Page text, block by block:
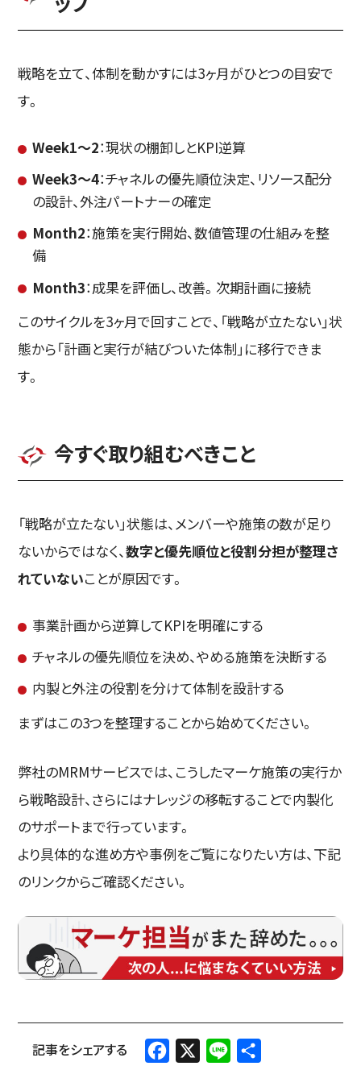
戦略を立て、体制を動かすには3ヶ月がひとつの目安で
す。
Week1〜2：現状の棚卸しとKPI逆算
Week3〜4：チャネルの優先順位決定、リソース配分
の設計、外注パートナーの確定
Month2：施策を実行開始、数値管理の仕組みを整
備
Month3：成果を評価し、改善。次期計画に接続
このサイクルを3ヶ月で回すことで、「戦略が立たない」状
態から「計画と実行が結びついた体制」に移行できま
す。
今すぐ取り組むべきこと
「戦略が立たない」状態は、メンバーや施策の数が足り
ないからではなく、数字と優先順位と役割分担が整理さ
れていないことが原因です。
事業計画から逆算してKPIを明確にする
チャネルの優先順位を決め、やめる施策を決断する
内製と外注の役割を分けて体制を設計する
まずはこの3つを整理することから始めてください。
弊社のMRMサービスでは、こうしたマーケ施策の実行か
ら戦略設計、さらにはナレッジの移転することで内製化
のサポートまで行っています。
より具体的な進め方や事例をご覧になりたい方は、下記
のリンクからご確認ください。
Facebook
X Line